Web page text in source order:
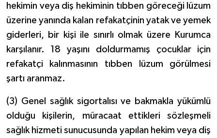
hekimin veya diş hekiminin tıbben göreceği lüzum
üzerine yanında kalan refakatçinin yatak ve yemek
giderleri, bir kişi ile sınırlı olmak üzere Kurumca
karşılanır. 18 yaşını doldurmamış çocuklar için
refakatçi kalınmasının tıbben lüzum görülmesi
şartı aranmaz.
(3) Genel sağlık sigortalısı ve bakmakla yükümlü
olduğu kişilerin, müracaat ettikleri sözleşmeli
sağlık hizmeti sunucusunda yapılan hekim veya diş